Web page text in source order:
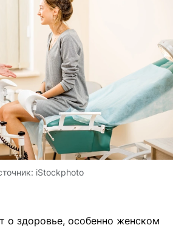
iStockphoto
о здоровье, особенно женском